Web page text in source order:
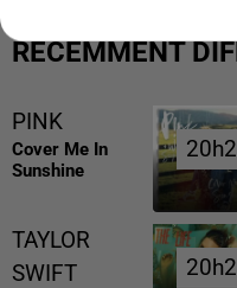
RÉCEMMENT
PINK
Cover Me In
Sunshine
TAYLOR
SWIFT